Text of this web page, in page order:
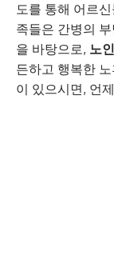
도를 통해 어르
족들은 간병의
을 바탕으로, 노
든하고 행복한
이 있으시면, 언